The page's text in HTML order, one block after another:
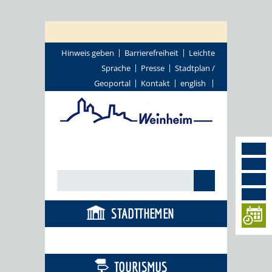
Hinweis geben Barrierefreiheit
Leichte
Sprache
Presse
Stadtplan /
Geoportal
Kontakt english
STADTTHEMEN
TOURISMUS